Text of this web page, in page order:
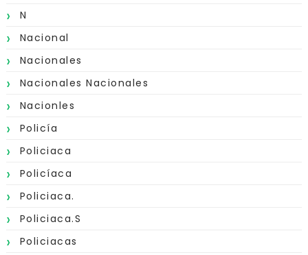
N
Nacional
Nacionales
Nacionales Nacionales
Nacionles
Policía
Policiaca
Policíaca
Policiaca.
Policiaca.s
Policiacas